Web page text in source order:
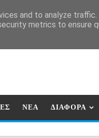
ΝΕΑ ΔΙΑΦΟΡΑ
and to analyze traffic.
metrics to ensure